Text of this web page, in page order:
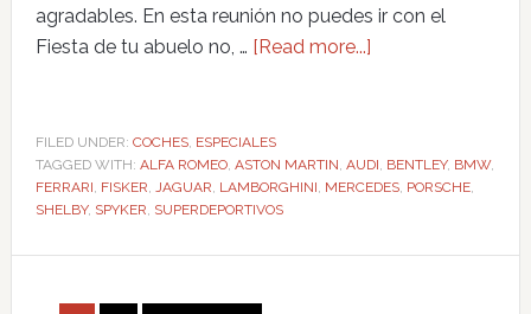
agradables. En esta reunión no puedes ir con el
Fiesta de tu abuelo no, … [Read more...]
FILED UNDER: COCHES, ESPECIALES
TAGGED WITH: ALFA ROMEO, ASTON MARTIN AUDI BENTLEY, BMW,
FERRARI FISKER JAGUAR LAMBORGHINI MERCEDES, PORSCHE,
SHELBY, SPYKER SUPERDEPORTIVOS